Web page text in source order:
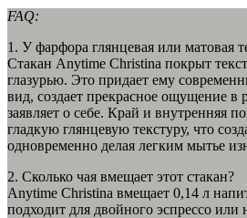
FAQ:
1. У фарфора глянцевая или матовая
Стакан Anytime Christina покрыт
глазурью. Это придает ему
вид, создает прекрасное ощущение в
заявляет о себе. Край и внутренняя
гладкую глянцевую текстуру, что
одновременно делая легким мытье
2. Сколько чая вмещает этот стакан?
Anytime Christina вмещает 0,14 л
подходит для двойного эспрессо или